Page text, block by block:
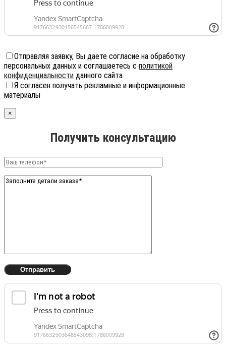
Отправляя заявку, Вы даете согласие на обработку
персональных данных и соглашаетесь с политикой
конфиденциальности данного сайта
Я согласен получать рекламные и информационные
материалы
×
Получить консультацию